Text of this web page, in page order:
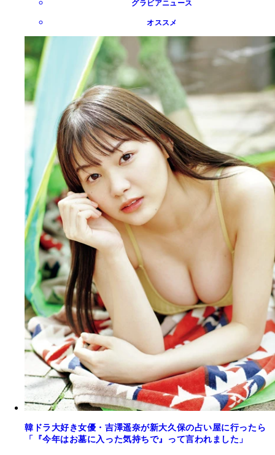
グラビアニュース
オススメ
韓ドラ大好き女優・吉澤遥奈が新大久保の占い屋に行ったら
「『今年はお墓に入った気持ちで』って言われました」